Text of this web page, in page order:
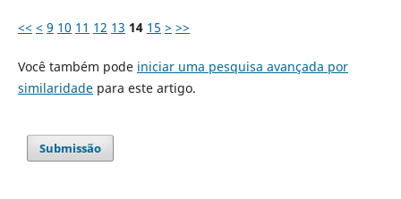
<< < 9 10 11 12 13 14 15 > >>
Você também pode iniciar uma pesquisa avançada por
similaridadepara este artigo.
Submissão